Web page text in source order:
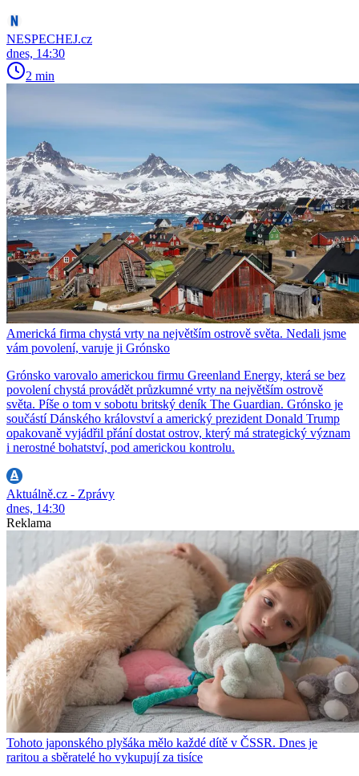
NESPECHEJ.cz
dnes, 14:30
2 min
Americká firma chystá vrty na největším ostrově světa. Nedali jsme
vám povolení, varuje ji Grónsko
Grónsko varovalo americkou firmu Greenland Energy, která se bez
povolení chystá provádět průzkumné vrty na největším ostrově
světa. Píše o tom v sobotu britský deník The Guardian. Grónsko je
součástí Dánského království a americký prezident Donald Trump
opakovaně vyjádřil přání dostat ostrov, který má strategický význam
i nerostné bohatství, pod americkou kontrolu.
Aktuálně.cz - Zprávy
dnes, 14:30
Reklama
Tohoto japonského plyšáka mělo každé dítě v ČSSR. Dnes je
raritou a sběratelé ho vykupují za tisíce